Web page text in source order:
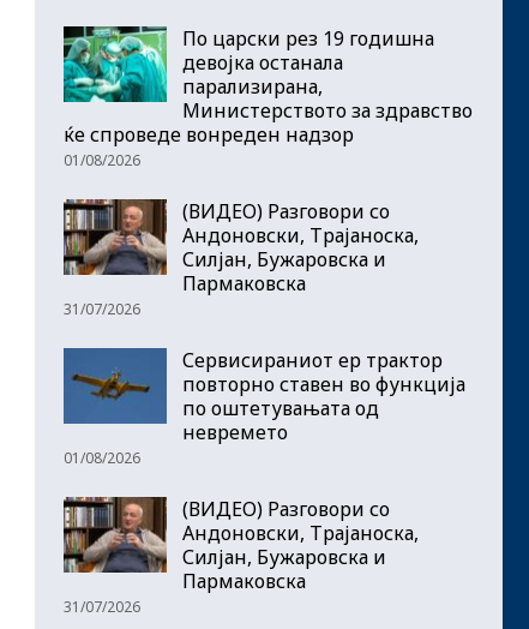
По царски рез 19 годишна
девојка останала
парализирана,
Министерството за здравство
ќе спроведе вонреден надзор
01/08/2026
(ВИДЕО) Разговори со
Андоновски, Трајаноска,
Силјан, Бужаровска и
Пармаковска
31/07/2026
Сервисираниот ер трактор
повторно ставен во функција
по оштетувањата од
невремето
01/08/2026
(ВИДЕО) Разговори со
Андоновски, Трајаноска,
Силјан, Бужаровска и
Пармаковска
31/07/2026